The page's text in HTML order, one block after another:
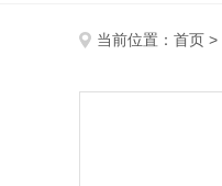
当前位置： 首页 >